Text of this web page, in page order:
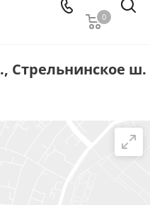
0
Стрельнинское ш.